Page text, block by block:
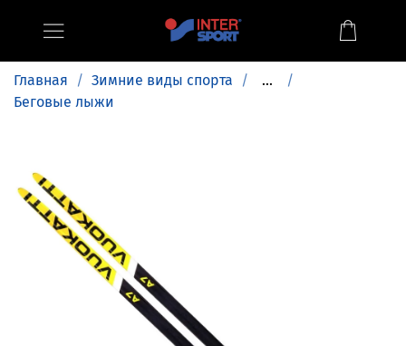
Главная Зимние виды спорта
...
Беговые лыжи